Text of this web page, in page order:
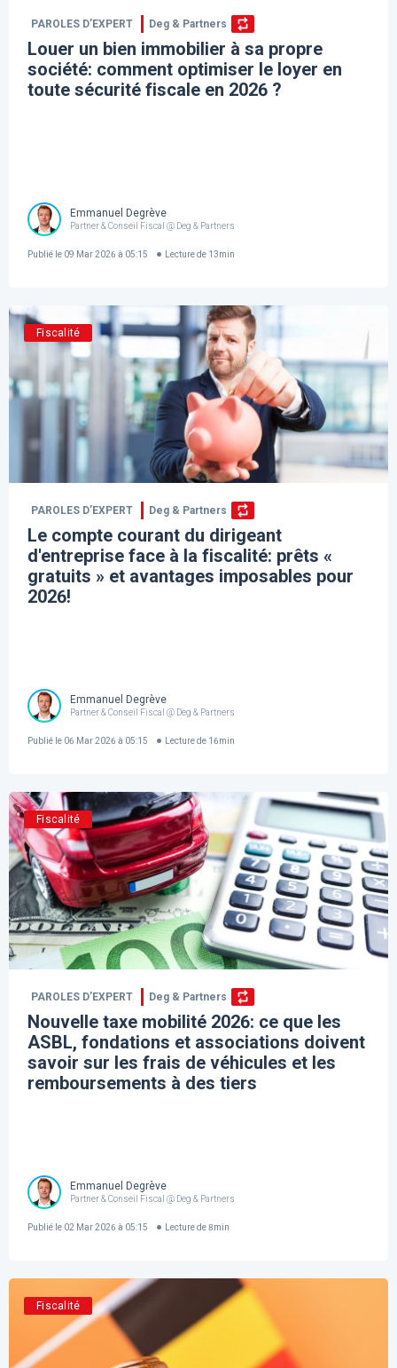
PAROLES D’EXPERT Deg & Partners
Louer un bien immobilier à sa propre
société: comment optimiser le loyer en
toute sécurité fiscale en 2026 ?
Emmanuel Degrève
Partner & Conseil Fiscal @ Deg & Partners
Publié le 09 Mar 2026 à 05:15 Lecture de 13min
Fiscalité
PAROLES D’EXPERT Deg & Partners
Le compte courant du dirigeant
d'entreprise face à la fiscalité: prêts «
gratuits » et avantages imposables pour
2026!
Emmanuel Degrève
Partner & Conseil Fiscal @ Deg & Partners
Publié le 06 Mar 2026 à 05:15 Lecture de 16min
Fiscalité
PAROLES D’EXPERT Deg & Partners
Nouvelle taxe mobilité 2026: ce que les
ASBL, fondations et associations doivent
savoir sur les frais de véhicules et les
remboursements à des tiers
Emmanuel Degrève
Partner & Conseil Fiscal @ Deg & Partners
Publié le 02 Mar 2026 à 05:15 Lecture de 8min
Fiscalité